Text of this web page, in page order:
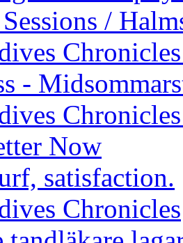
/
-
Now
satisfaction.
Chronicles